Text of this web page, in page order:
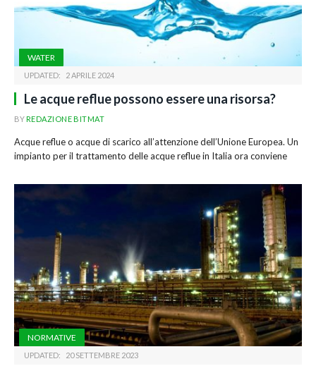
WATER
UPDATED: 2 APRILE 2024
Le acque reflue possono essere una risorsa?
BYREDAZIONE BITMAT
Acque reflue o acque di scarico all’attenzione dell’Unione Europea. Un
impianto per il trattamento delle acque reflue in Italia ora conviene
NORMATIVE
UPDATED: 20 SETTEMBRE 2023